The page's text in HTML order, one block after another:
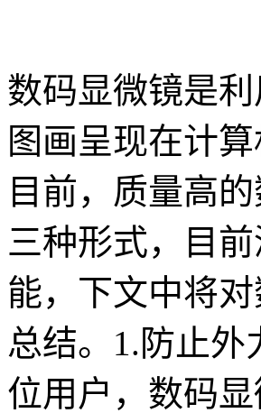
数码显微镜是
图画呈现在计
目前，质量高
三种形式，目
能，下文中将
总结。1.防止
位用户，数码